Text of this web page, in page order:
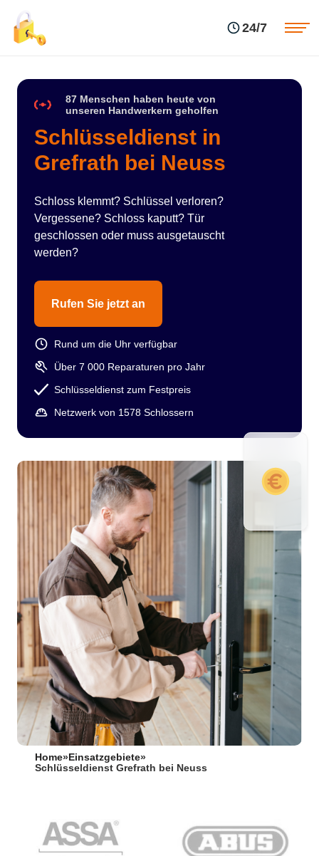
24/7
87 Menschen haben heute von
unseren Handwerkern geholfen
Schlüsseldienst in
Grefrath bei Neuss
Schloss klemmt? Schlüssel verloren?
Vergessene? Schloss kaputt? Tür
geschlossen oder muss ausgetauscht
werden?
Rufen Sie jetzt an
Rund um die Uhr verfügbar
Über 7 000 Reparaturen pro Jahr
Schlüsseldienst zum Festpreis
Netzwerk von 1578 Schlossern
Home» Einsatzgebiete»
Schlüsseldienst Grefrath bei Neuss